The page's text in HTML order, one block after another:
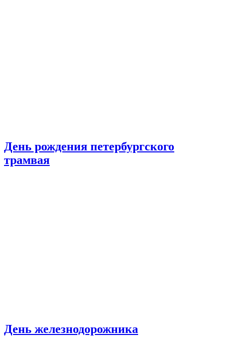
День рождения петербургского
трамвая
День железнодорожника